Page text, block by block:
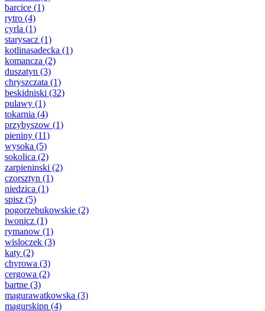
barcice (1)
rytro (4)
cyrla (1)
starysacz (1)
kotlinasadecka (1)
komancza (2)
duszatyn (3)
chryszczata (1)
beskidniski (32)
pulawy (1)
tokarnia (4)
przybyszow (1)
pieniny (11)
wysoka (5)
sokolica (2)
zarpieninski (2)
czorsztyn (1)
niedzica (1)
spisz (5)
pogorzebukowskie (2)
iwonicz (1)
rymanow (1)
wisloczek (3)
katy (2)
chyrowa (3)
cergowa (2)
bartne (3)
magurawatkowska (3)
magurskipn (4)